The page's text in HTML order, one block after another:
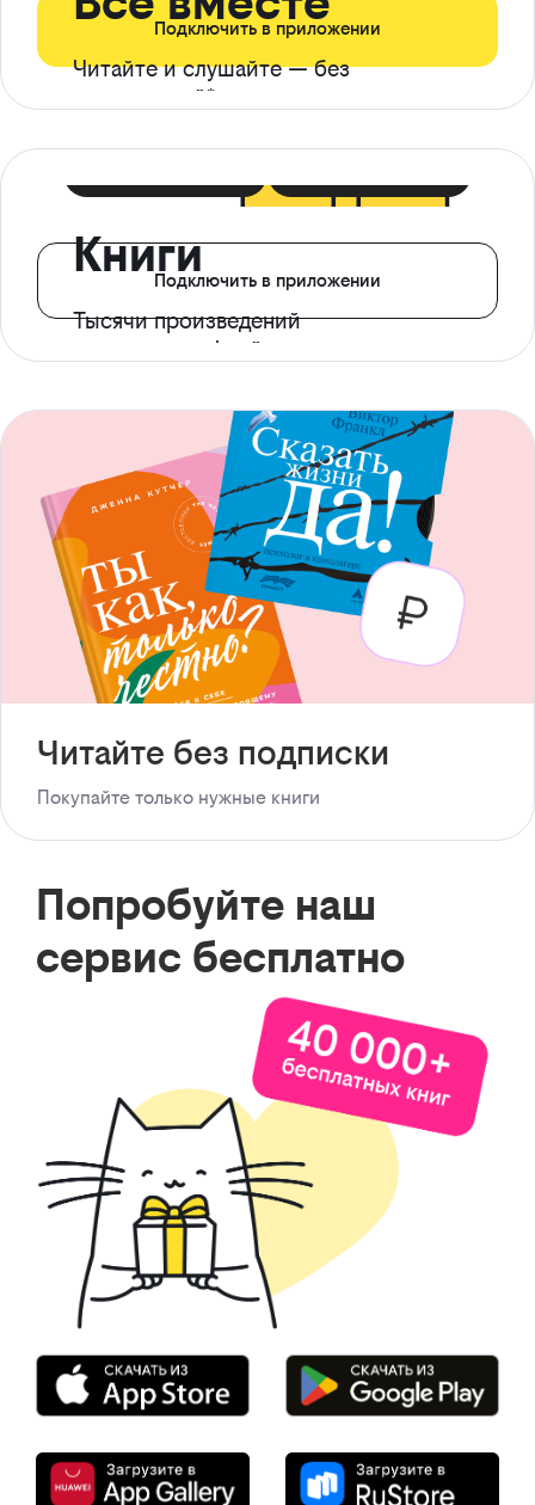
Читайте и слушайте — без
ограничений*
Подключить в приложении
Книги
Тысячи произведений
с доступом офлайн
Подключить в приложении
Читайте без подписки
Покупайте только нужные книги
Попробуйте наш
сервис бесплатно